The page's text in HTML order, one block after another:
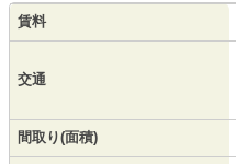
賃料
交通
間取り(面積)